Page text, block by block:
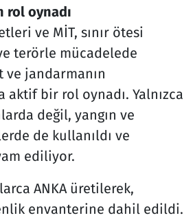
oynadı
ve MİT, sınır ötesi
terörle mücadelede
ve jandarmanın
aktif bir rol oynadı. Yalnızca
değil, yangın ve
de kullanıldı ve
ediliyor.
ANKA üretilerek,
envanterine dahil edildi.